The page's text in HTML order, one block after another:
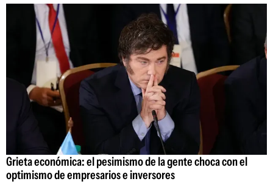
Grieta económica: el pesimismo de la gente choca con el
optimismo de empresarios e inversores